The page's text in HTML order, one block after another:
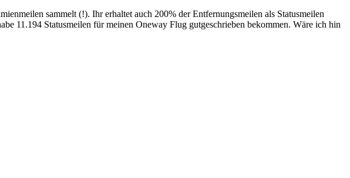
sammelt (!). Ihr erhaltet auch 200% der Entfernungsmeilen als Statusmeilen
11.194 Statusmeilen für meinen Oneway Flug gutgeschrieben bekommen. Wäre ich hin